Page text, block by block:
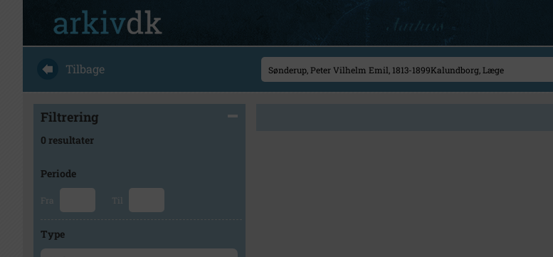
Tilbage
Filtrering
0 resultater
Periode
Fra Til
Type